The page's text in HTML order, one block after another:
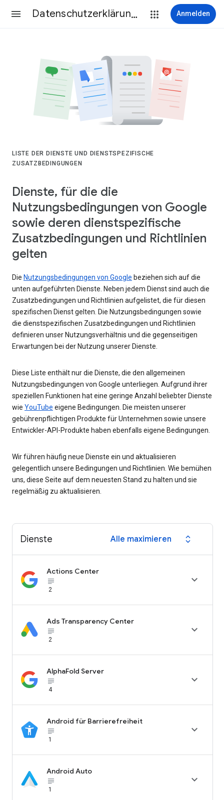
Datenschutzerklärung & Nutzungsbedingungen Anmelden
LISTE DER DIENSTE UND DIENSTSPEZIFISCHE
ZUSATZBEDINGUNGEN
Dienste, für die die
Nutzungsbedingungen von Google
sowie deren dienstspezifische
Zusatzbedingungen und Richtlinien
gelten
Die Nutzungsbedingungen von Google beziehen sich auf die
unten aufgeführten Dienste. Neben jedem Dienst sind auch die
Zusatzbedingungen und Richtlinien aufgelistet, die für diesen
spezifischen Dienst gelten. Die Nutzungsbedingungen sowie
die dienstspezifischen Zusatzbedingungen und Richtlinien
definieren unser Nutzungsverhältnis und die gegenseitigen
Erwartungen bei der Nutzung unserer Dienste.
Diese Liste enthält nur die Dienste, die den allgemeinen
Nutzungsbedingungen von Google unterliegen. Aufgrund ihrer
speziellen Funktionen hat eine geringe Anzahl beliebter Dienste
wie YouTube eigene Bedingungen. Die meisten unserer
gebührenpflichtigen Produkte für Unternehmen sowie unsere
Entwickler-API-Produkte haben ebenfalls eigene Bedingungen.
Wir führen häufig neue Dienste ein und aktualisieren
gelegentlich unsere Bedingungen und Richtlinien. Wie bemühen
uns, diese Seite auf dem neuesten Stand zu halten und sie
regelmäßig zu aktualisieren.
Dienste Alle maximieren expand_all
Actions Center
subject_black
2

Ads Transparency Center
subject_black
2

AlphaFold Server
subject_black
4

Android für Barrierefreiheit
subject_black
1

Android Auto
subject_black
1
